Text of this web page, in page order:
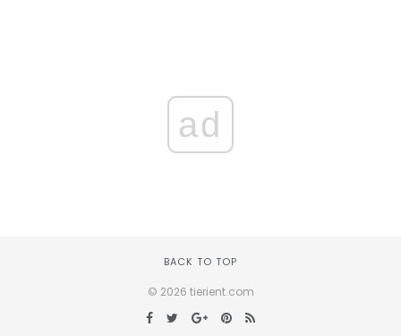
ad
BACK TO TOP
© 2026 tierient.com